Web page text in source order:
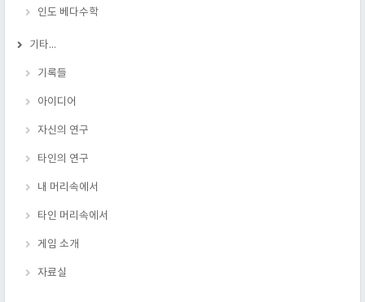
인도 베다수학
기타...
기록들
아이디어
자신의 연구
타인의 연구
내 머리속에서
타인 머리속에서
게임 소개
자료실